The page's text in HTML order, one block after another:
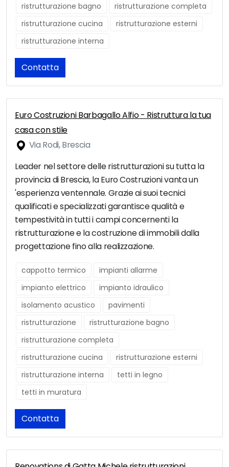
ristrutturazione bagno
ristrutturazione completa
ristrutturazione cucina
ristrutturazione esterni
ristrutturazione interna
Contatta
Euro Costruzioni Barbagallo Alfio - Ristruttura la tua
casa con stile
Via Rodi, Brescia
Leader nel settore delle ristrutturazioni su tutta la
provincia di Brescia, la Euro Costruzioni vanta un
'esperienza ventennale. Grazie ai suoi tecnici
qualificati e specializzati garantisce qualità e
tempestività in tutti i campi concernenti la
ristrutturazione e la costruzione di immobili dalla
progettazione fino alla realizzazione.
cappotto termico
impianti allarme
impianto elettrico
impianto idraulico
isolamento acustico
pavimenti
ristrutturazione
ristrutturazione bagno
ristrutturazione completa
ristrutturazione cucina
ristrutturazione esterni
ristrutturazione interna
tetti in legno
tetti in muratura
Contatta